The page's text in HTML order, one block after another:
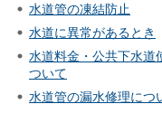
水道管の凍結防止
水道に異常があるとき
水道料金・公共下水道
ついて
水道管の漏水修理につ